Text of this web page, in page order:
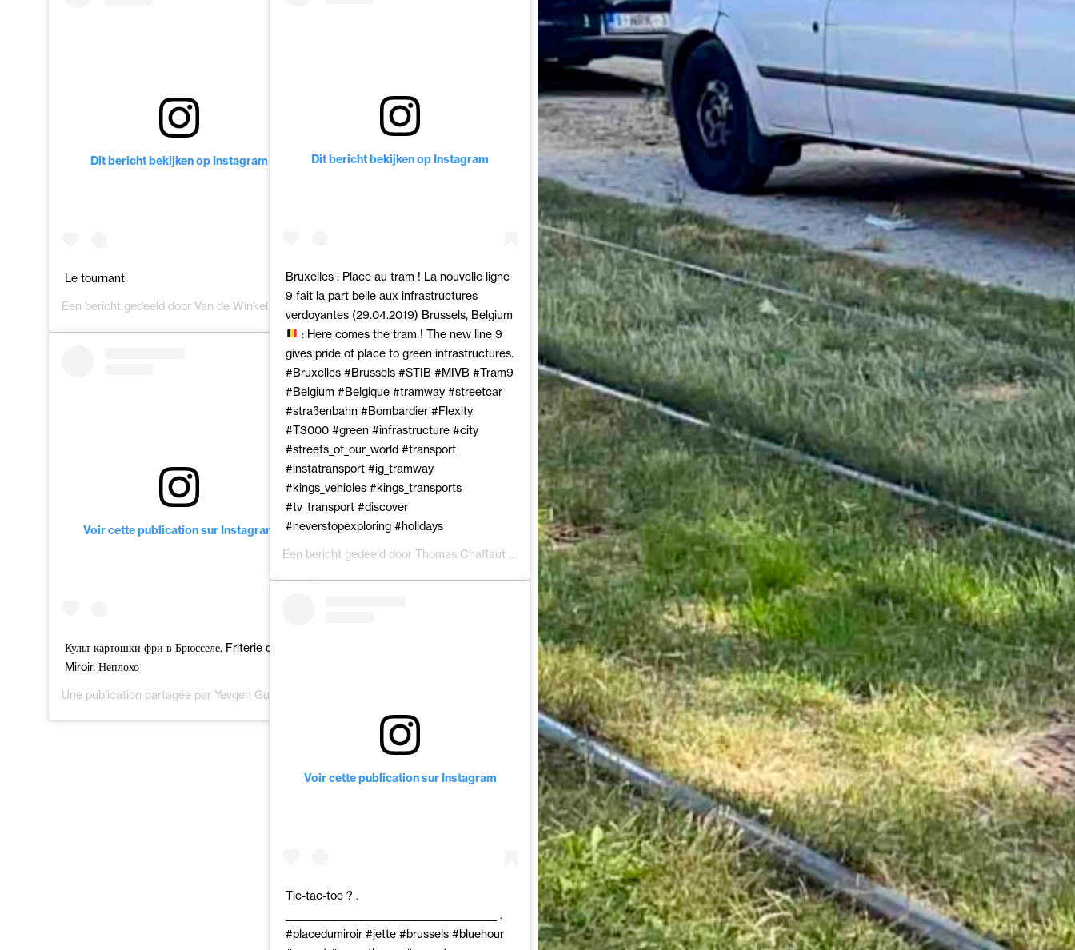
Dit bericht bekijken op Instagram
Le tournant
Een bericht gedeeld door Van de Winkel Aurore (@brusselsurbanlegends) op 31 Jul 2019 om 12:03 (PDT)
Voir cette publication sur Instagram
Культ картошки фри в Брюсселе. Friterie du
Miroir. Неплохо
Une publication partagée par Yevgen Gusovskyy
Dit bericht bekijken op Instagram
Bruxelles : Place au tram ! La nouvelle ligne
9 fait la part belle aux infrastructures
verdoyantes (29.04.2019) Brussels, Belgium
: Here comes the tram ! The new line 9
gives pride of place to green infrastructures.
#Bruxelles #Brussels #STIB #MIVB #Tram9
#Belgium #Belgique #tramway #streetcar
#straßenbahn #Bombardier #Flexity
#T3000 #green #infrastructure #city
#streets_of_our_world #transport
#instatransport #ig_tramway
#kings_vehicles #kings_transports
#tv_transport #discover
#neverstopexploring #holidays
Een bericht gedeeld door Thomas Chaffaut 13 Mei 2019 om 6:44 (PDT)
Voir cette publication sur Instagram
Tic-tac-toe ? .
____________________________________________ .
#placedumiroir #jette #brussels #bluehour